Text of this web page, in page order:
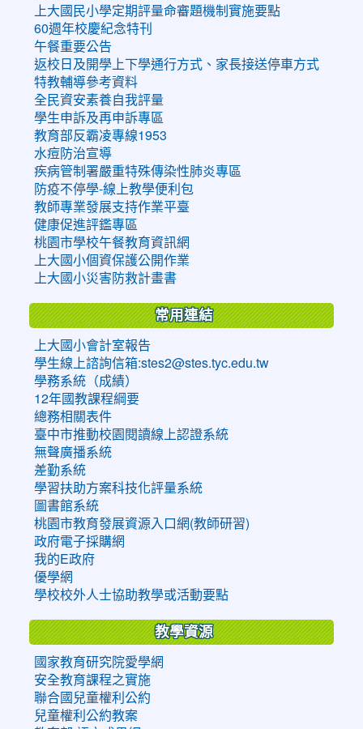
上大國民小學定期評量命審題機制實施要點
60週年校慶紀念特刊
午餐重要公告
返校日及開學上下學通行方式、家長接送停車方式
特教輔導參考資料
全民資安素養自我評量
學生申訴及再申訴專區
教育部反霸凌專線1953
水痘防治宣導
疾病管制署嚴重特殊傳染性肺炎專區
防疫不停學-線上教學便利包
教師專業發展支持作業平臺
健康促進評鑑專區
桃園市學校午餐教育資訊網
上大國小個資保護公開作業
上大國小災害防救計畫書
常用連結
上大國小會計室報告
學生線上諮詢信箱:stes2@stes.tyc.edu.tw
學務系統（成績）
12年國教課程綱要
總務相關表件
臺中市推動校園閱讀線上認證系統
無聲廣播系統
差勤系統
學習扶助方案科技化評量系統
圖書館系統
桃園市教育發展資源入口網(教師研習)
政府電子採購網
我的E政府
優學網
學校校外人士協助教學或活動要點
教學資源
國家教育研究院愛學網
安全教育課程之實施
聯合國兒童權利公約
兒童權利公約教案